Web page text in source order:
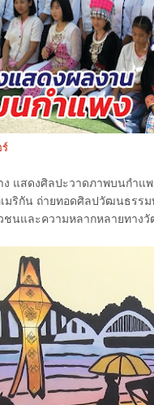
ง แสดงศิลปะวาดภาพบนกำแ
มริกัน ถ่ายทอดศิลปวัฒนธรรม
ชนและความหลากหลายทาง